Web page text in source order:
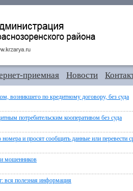
приемная Новости
возникшего по кредитному договору, без суда
потребительским кооперативом без суда
номера и просят сообщить данные или перевести
мошенников
вся полезная информация